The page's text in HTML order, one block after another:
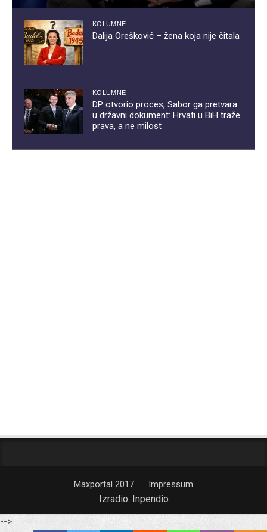
KOLUMNE
Dalija Orešković – žena koja nije čitala
KOLUMNE
DP otvorio proces, Sabor ga pretvara
u državni dokument: Hrvati u BiH traže
prava, a ne milost
Maxportal 2017 Impressum
Izradio: Inpendio
-->